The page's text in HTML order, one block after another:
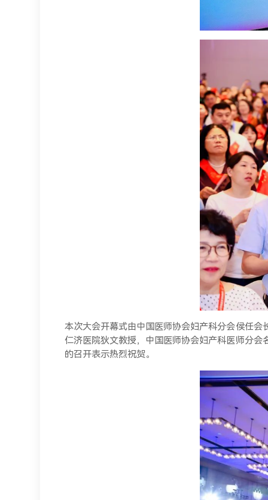
本次大会开幕式由中国医师协会妇产科分会侯任
仁济医院狄文教授，中国医师协会妇产科医师分
的召开表示热烈祝贺。